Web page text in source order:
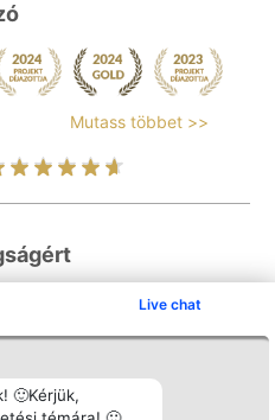
Live chat
🙂Kérjük,
Mutass többet >>
Cukrászműhely